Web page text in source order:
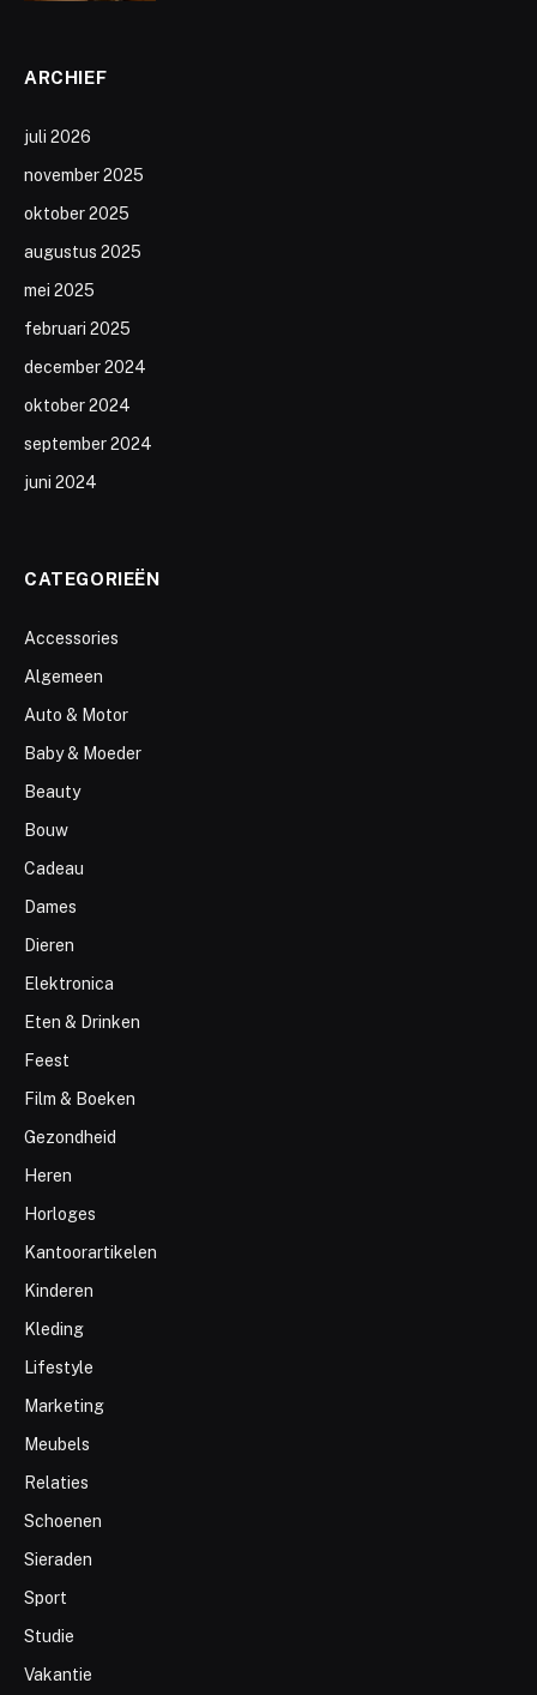
ARCHIEF
juli 2026
november 2025
oktober 2025
augustus 2025
mei 2025
februari 2025
december 2024
oktober 2024
september 2024
juni 2024
CATEGORIEËN
Accessories
Algemeen
Auto & Motor
Baby & Moeder
Beauty
Bouw
Cadeau
Dames
Dieren
Elektronica
Eten & Drinken
Feest
Film & Boeken
Gezondheid
Heren
Horloges
Kantoorartikelen
Kinderen
Kleding
Lifestyle
Marketing
Meubels
Relaties
Schoenen
Sieraden
Sport
Studie
Vakantie